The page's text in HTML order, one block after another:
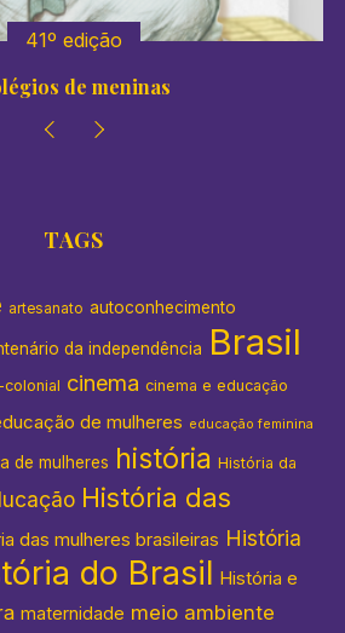
41º edição
de meninas
TAGS
artesanato autoconhecimento
da independência Brasil
cinema cinema e educação
de mulheres educação feminina
de mulheres história História da
História das
das mulheres brasileiras História
do Brasil História e
maternidade meio ambiente